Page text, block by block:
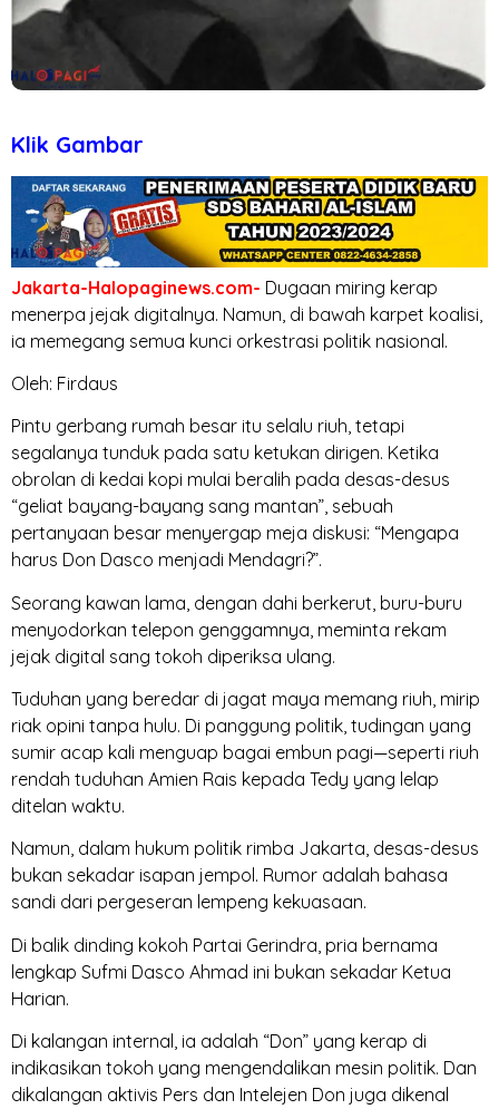
Klik Gambar
Jakarta-Halopaginews.com- Dugaan miring kerap
menerpa jejak digitalnya. Namun, di bawah karpet koalisi,
ia memegang semua kunci orkestrasi politik nasional.
Oleh: Firdaus
Pintu gerbang rumah besar itu selalu riuh, tetapi
segalanya tunduk pada satu ketukan dirigen. Ketika
obrolan di kedai kopi mulai beralih pada desas-desus
“geliat bayang-bayang sang mantan”, sebuah
pertanyaan besar menyergap meja diskusi: “Mengapa
harus Don Dasco menjadi Mendagri?”.
Seorang kawan lama, dengan dahi berkerut, buru-buru
menyodorkan telepon genggamnya, meminta rekam
jejak digital sang tokoh diperiksa ulang.
Tuduhan yang beredar di jagat maya memang riuh, mirip
riak opini tanpa hulu. Di panggung politik, tudingan yang
sumir acap kali menguap bagai embun pagi—seperti riuh
rendah tuduhan Amien Rais kepada Tedy yang lelap
ditelan waktu.
Namun, dalam hukum politik rimba Jakarta, desas-desus
bukan sekadar isapan jempol. Rumor adalah bahasa
sandi dari pergeseran lempeng kekuasaan.
Di balik dinding kokoh Partai Gerindra, pria bernama
lengkap Sufmi Dasco Ahmad ini bukan sekadar Ketua
Harian.
Di kalangan internal, ia adalah “Don” yang kerap di
indikasikan tokoh yang mengendalikan mesin politik. Dan
dikalangan aktivis Pers dan Intelejen Don juga dikenal